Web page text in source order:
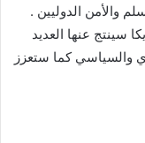
والأمن الدوليين .
سينتج عنها العديد
والسياسي كما ستعزز